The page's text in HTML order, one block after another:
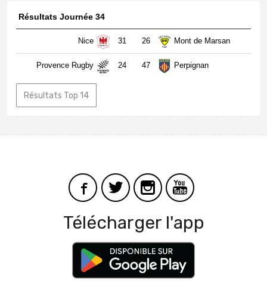
Résultats Journée 34
Nice 31 26 Mont de Marsan
Provence Rugby 24 47 Perpignan
Résultats Top 14
Télécharger l'app